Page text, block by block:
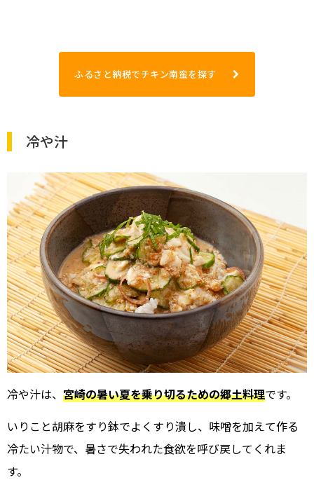
ふるさと納税でチキン南蛮を探す
冷や汁
冷や汁は、 宮崎の暑い夏を乗り切るための郷土料理です。
いりこと胡麻をすり鉢でよくすり潰し、味噌を加えて作る
冷たい汁物で、暑さで失われた食欲を呼び戻してくれま
す。